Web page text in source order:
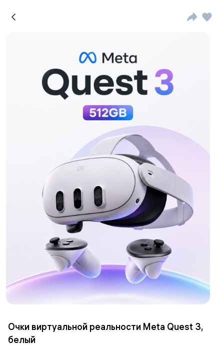
Очки виртуальной реальности Meta Quest 3,
белый